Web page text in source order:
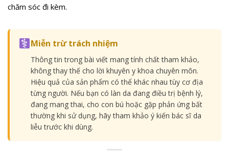
chăm sóc đi kèm.
Miễn trừ trách nhiệm
Thông tin trong bài viết mang tính chất tham khảo,
không thay thế cho lời khuyên y khoa chuyên môn.
Hiệu quả của sản phẩm có thể khác nhau tùy cơ địa
từng người. Nếu bạn có làn da đang điều trị bệnh lý,
đang mang thai, cho con bú hoặc gặp phản ứng bất
thường khi sử dụng, hãy tham khảo ý kiến bác sĩ da
liễu trước khi dùng.